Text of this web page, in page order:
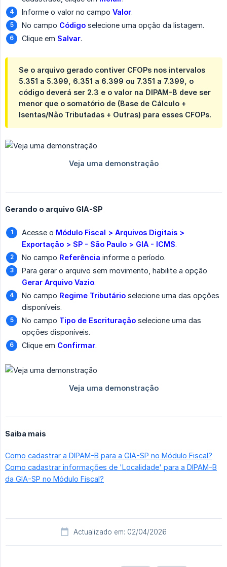
Informe o valor no campo Valor.
No campo Código selecione uma opção da listagem.
Clique em Salvar.
Se o arquivo gerado contiver CFOPs nos intervalos
5.351 a 5.399
6.351 a 6.399 ou 7.351 a 7.399 , o
código deverá ser 2.3 e o valor na DIPAM-B deve ser
menor que o somatório de (Base de Cálculo +
Isentas/Não Tributadas + Outras) para esses CFOPs.
Gerando o arquivo GIA-SP
Acesse o Módulo Fiscal > Arquivos Digitais >
Exportação > SP - São Paulo > GIA - ICMS.
No campo Referência informe o período.
Para gerar o arquivo sem movimento, habilite a opção
Gerar Arquivo Vazio.
No campo Regime Tributário selecione uma das opções
disponíveis.
No campo Tipo de Escrituração selecione uma das
opções disponíveis.
Clique em Confirmar.
Saiba mais
Como cadastrar a DIPAM-B para a GIA-SP no Módulo Fiscal?
Como cadastrar informações de 'Localidade' para a DIPAM-B
da GIA-SP no Módulo Fiscal?
Actualizado em: 02/04/2026